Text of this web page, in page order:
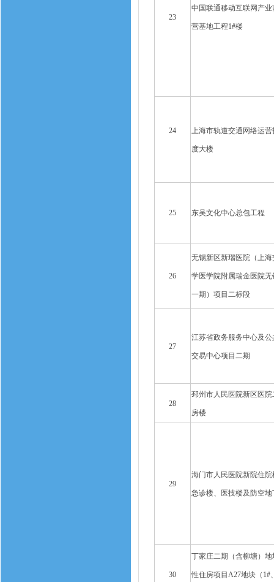
23
中国联通移动互联网产业
营基地工程1#楼
24 上海市轨道交通网络运营
度大楼
25 东吴文化中心总包工程
26
无锡新区新瑞医院（上海
学医学院附属瑞金医院无
一期）项目二标段
27
江苏省政务服务中心及公
交易中心项目二期
28
邳州市人民医院新区医院
房楼
29
海门市人民医院新院住院
急诊楼、医技楼及防空地
30
丁家庄二期（含柳塘）地
性住房项目A27地块（1#